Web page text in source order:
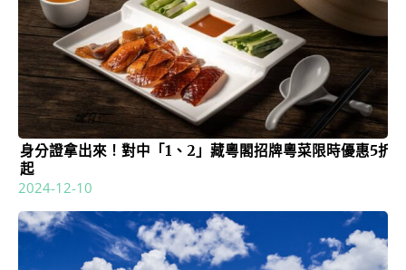
身分證拿出來！對中「1、2」藏粵閣招牌粵菜限時優惠5折
起
2024-12-10